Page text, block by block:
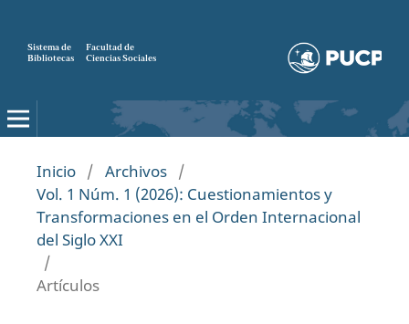
Sistema de
Bibliotecas
Facultad de
Ciencias Sociales
Inicio / Archivos /
Vol. 1 Núm. 1 (2026): Cuestionamientos y
Transformaciones en el Orden Internacional
del Siglo XXI
/
Artículos